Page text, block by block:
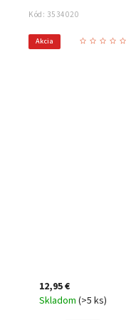
Kód: 3534020
Akcia
12,95 €
Skladom (>5 ks)